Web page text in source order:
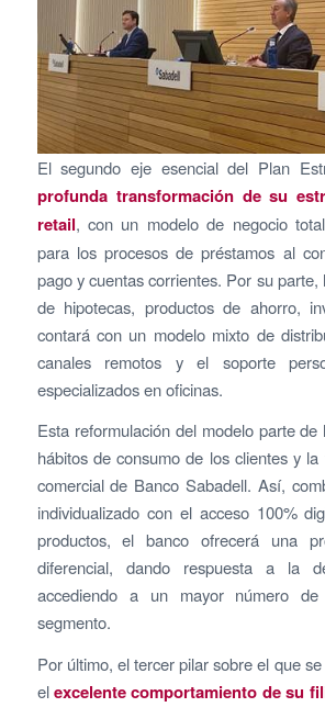
El segundo eje esencial del Plan
profunda transformación de su
retail, con un modelo de negocio
para los procesos de préstamos al
pago y cuentas corrientes. Por su parte,
de hipotecas, productos de ahorro,
contará con un modelo mixto de
canales remotos y el soporte
especializados en oficinas.
Esta reformulación del modelo parte
hábitos de consumo de los clientes y
comercial de Banco Sabadell. Así,
individualizado con el acceso 100%
productos, el banco ofrecerá una
diferencial, dando respuesta a la
accediendo a un mayor número
segmento.
Por último, el tercer pilar sobre el que
elexcelente comportamiento de su